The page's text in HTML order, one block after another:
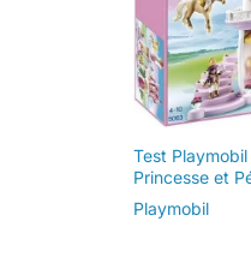
Test
Princesse et
Playmobil